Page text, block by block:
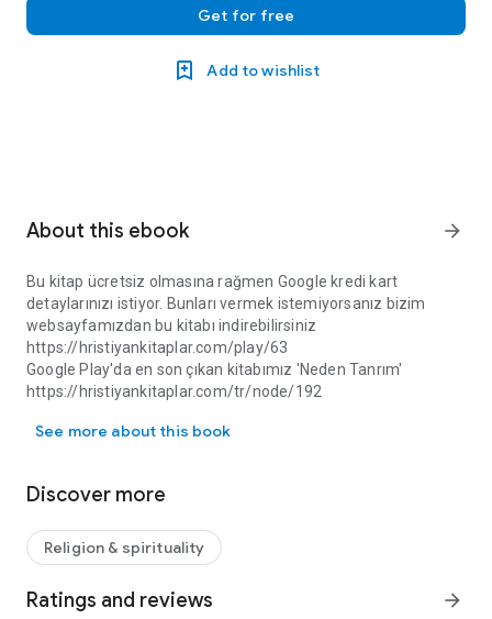
Get for free
Add to wishlist
About this ebook arrow_forward
Bu kitap ücretsiz olmasına rağmen Google kredi kart
detaylarınızı istiyor. Bunları vermek istemiyorsanız bizim
websayfamızdan bu kitabı indirebilirsiniz
https://hristiyankitaplar.com/play/63
Google Play'da en son çıkan kitabımız 'Neden Tanrım'
https://hristiyankitaplar.com/tr/node/192
Günümüzde, İncil’i okuyan her kişi, İsa’nın ölümü ve dirilişi ile
midir? Hristiyanlar başlangıçtan beri İsa’ya bir ilah olarak
var olmamıştır ve aslında bir mittir. Kimisi der ki, aslında haçta
hiç ölmemiştir. Peki, doğrusu nedir? Bir ağacı meyvesinden
tanırız. Eğer bir ağacın armut ağacı olduğunu iddia ediyorsak,
o zaman meyvesini incelememiz gerek. Ancak bu şekilde
See more about this book
Discover more
Religion & spirituality
Ratings and reviews arrow_forward